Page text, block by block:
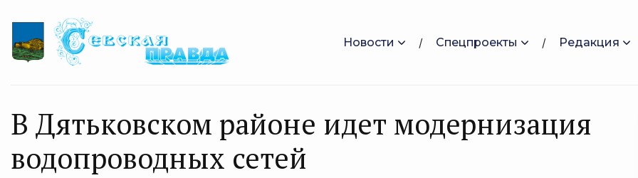
Новости Спецпроекты Редакция
В Дятьковском районе идет модернизация
водопроводных сетей